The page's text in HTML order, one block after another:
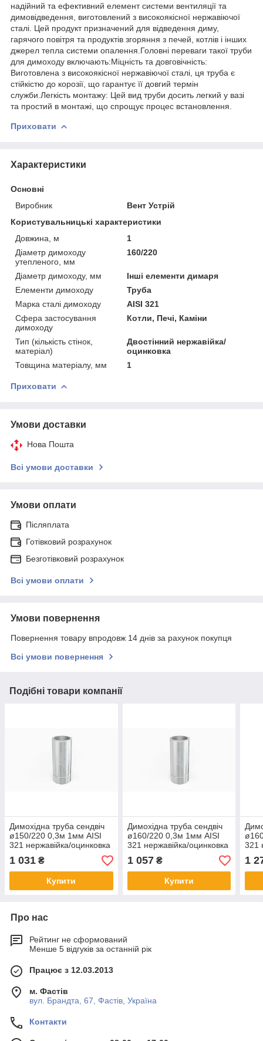
надійний та ефективний елемент системи вентиляції та
димовідведення, виготовлений з високоякісної нержавіючої
сталі. Цей продукт призначений для відведення диму,
гарячого повітря та продуктів згоряння з печей, котлів і інших
джерел тепла системи опалення.Головні переваги такої труби
для димоходу включають:Міцність та довговічність:
Виготовлена з високоякісної нержавіючої сталі, ця труба є
стійкістю до корозії, що гарантує її довгий термін
служби.Легкість монтажу: Цей вид труби досить легкий у вазі
та простий в монтажі, що спрощує процес встановлення.
Приховати
Характеристики
Основні
Виробник
Вент Устрій
Користувальницькі характеристики
Довжина, м
1
Діаметр димоходу
утепленого, мм
160/220
Діаметр димоходу, мм
Інші елементи димаря
Елементи димоходу
Труба
Марка сталі димоходу
AISI 321
Сфера застосування
димоходу
Котли, Печі, Каміни
Тип (кількість стінок,
матеріал)
Двостінний нержавійка/
оцинковка
Товщина матеріалу, мм
1
Приховати
Умови доставки
Нова Пошта
Всі умови доставки
Умови оплати
Післяплата
Готівковий розрахунок
Безготівковий розрахунок
Всі умови оплати
Умови повернення
Повернення товару впродовж 14 днів за рахунок покупця
Всі умови повернення
Подібні товари компанії
Димохідна труба сендвіч
ø150/220 0,3м 1мм AISI
321 нержавійка/оцинковка
1 031 ₴
Купити
Димохідна труба сендвіч
ø160/220 0,3м 1мм AISI
321 нержавійка/оцинковка
1 057₴
Купити
321
1
Про нас
Рейтинг не сформований
Менше 5 відгуків за останній рік
Працює з 12.03.2013
м. Фастів
вул. Брандта, 67, Фастів, Україна
Контакти